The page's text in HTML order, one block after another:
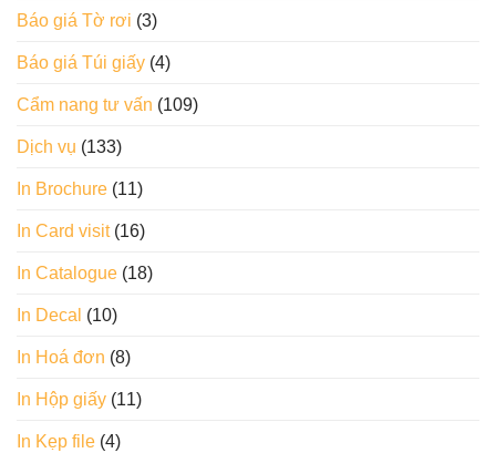
Báo giá Tờ rơi (3)
Báo giá Túi giấy (4)
Cẩm nang tư vấn (109)
Dịch vụ (133)
In Brochure (11)
In Card visit(16)
In Catalogue (18)
In Decal (10)
In Hoá đơn (8)
In Hộp giấy (11)
In Kẹp file (4)